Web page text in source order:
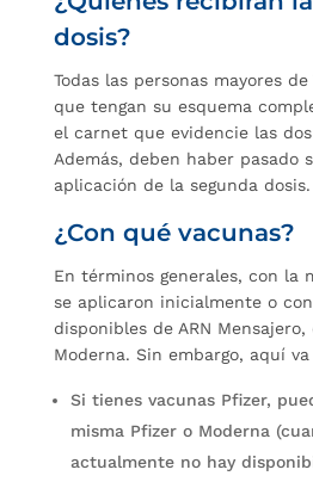
dosis?
Todas las personas mayores
que tengan su esquema
el carnet que evidencie las
Además, deben haber pasado
aplicación de la segunda dosis.
¿Con qué vacunas?
En términos generales, con la
se aplicaron inicialmente o
disponibles de ARN
Moderna. Sin embargo, aquí
Si tienes vacunas Pfizer,
misma Pfizer o Moderna
actualmente no hay